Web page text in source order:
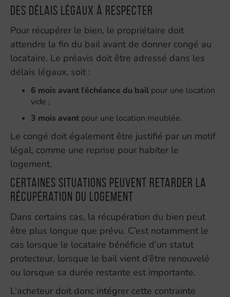
Des délais légaux à respecter
Pour récupérer le bien, le propriétaire doit
attendre la fin du bail avant de donner congé au
locataire. Le préavis doit être adressé dans les
délais légaux, soit :
6 mois avant l’échéance du bail pour une location
vide ;
3 mois avant pour une location meublée.
Le congé doit également être justifié par un motif
légal, comme une reprise pour habiter le
logement.
Certaines situations peuvent retarder la
récupération du logement
Dans certains cas, la récupération du bien peut
être plus longue que prévu. C’est notamment le
cas lorsque le locataire bénéficie d’un statut
protecteur, lorsque le bail vient d’être renouvelé
ou lorsque sa durée restante est importante.
L’acheteur doit donc intégrer cette contrainte